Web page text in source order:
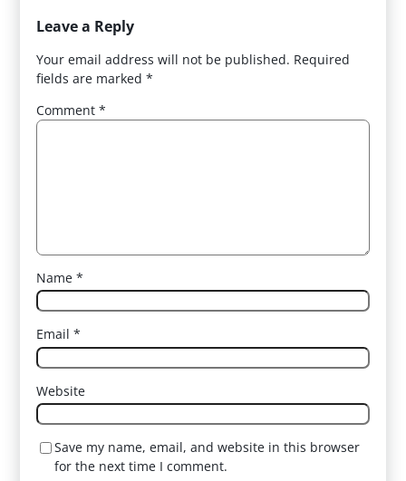
Leave a Reply
Your email address will not be published. Required
fields are marked*
Comment*
Name*
Email*
Website
Save my name, email, and website in this browser
for the next time I comment.